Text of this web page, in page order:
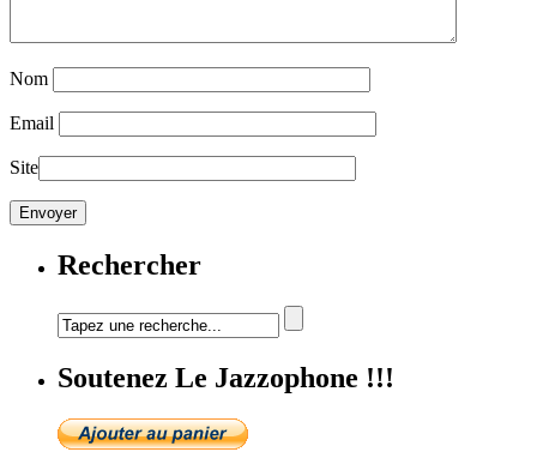
Nom
Email
Site
Rechercher
Soutenez Le Jazzophone !!!